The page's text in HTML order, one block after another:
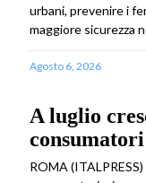
urbani, prevenire i
maggiore sicurezza
Agosto 6, 2026
A luglio
ROMA